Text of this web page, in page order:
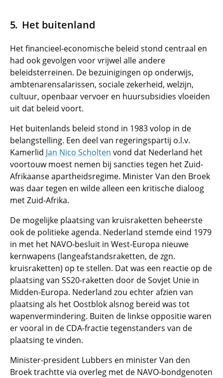
Het buitenland
Het financieel-economische beleid stond centraal en
had ook gevolgen voor vrijwel alle andere
beleidsterreinen. De bezuinigingen op onderwijs,
ambtenarensalarissen, sociale zekerheid, welzijn,
cultuur, openbaar vervoer en huursubsidies vloeiden
uit dat beleid voort.
Het buitenlands beleid stond in 1983 volop in de
belangstelling. Een deel van regeringspartij o.l.v.
Kamerlid Jan Nico Scholten vond dat Nederland het
voortouw moest nemen bij sancties tegen het Zuid-
Afrikaanse apartheidsregime. Minister Van den Broek
was daar tegen en wilde alleen een kritische dialoog
met Zuid-Afrika.
De mogelijke plaatsing van kruisraketten beheerste
ook de politieke agenda. Nederland stemde eind 1979
in met het NAVO-besluit in West-Europa nieuwe
kernwapens (langeafstandsraketten, de zgn.
kruisraketten) op te stellen. Dat was een reactie op de
plaatsing van SS20-raketten door de Sovjet Unie in
Midden-Europa. Nederland zou echter afzien van
plaatsing als het Oostblok alsnog bereid was tot
wapenvermindering. Buiten de linkse oppositie waren
er vooral in de CDA-fractie tegenstanders van de
plaatsing te vinden.
Minister-president Lubbers en minister Van den
Broek trachtte via overleg met de NAVO-bondgenoten